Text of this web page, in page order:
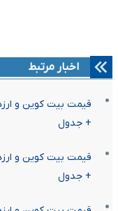
اخبار مرتبط
+ جدول
+ جدول